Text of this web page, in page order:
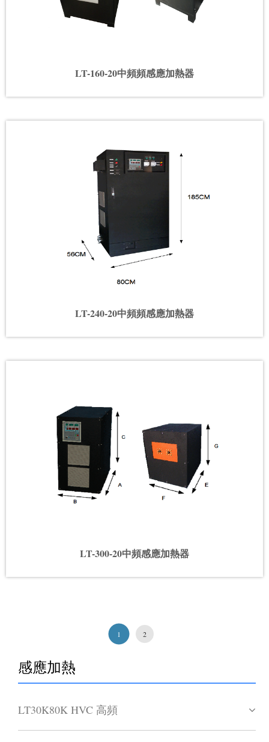
LT-160-20中頻頻感應加熱器
LT-240-20中頻頻感應加熱器
LT-300-20中頻感應加熱器
1 2
感應加熱
LT30K80K HVC 高頻